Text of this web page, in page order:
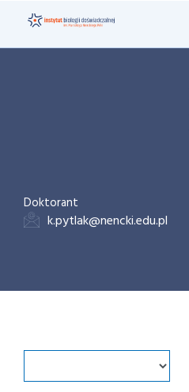
Doktorant
k.pytlak@nencki.edu.pl